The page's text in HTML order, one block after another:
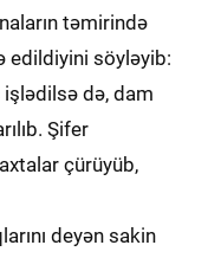
təmirində
edildiyini söyləyib:
işlədilsə də, dam
Şifer
çürüyüb,
deyən sakin